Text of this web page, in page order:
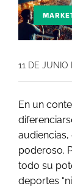
11 DE JUNIO
En un
poderoso.
todo su
deportes